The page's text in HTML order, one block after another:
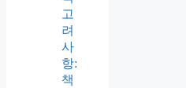
고
려
사
항:
책